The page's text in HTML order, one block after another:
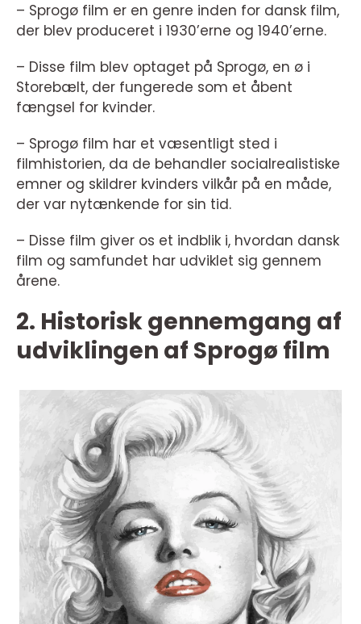
– Sprogø film er en genre inden for dansk film,
der blev produceret i 1930’erne og 1940’erne.
– Disse film blev optaget på Sprogø, en ø i
Storebælt, der fungerede som et åbent
fængsel for kvinder.
– Sprogø film har et væsentligt sted i
filmhistorien, da de behandler socialrealistiske
emner og skildrer kvinders vilkår på en måde,
der var nytænkende for sin tid.
– Disse film giver os et indblik i, hvordan dansk
film og samfundet har udviklet sig gennem
årene.
2. Historisk gennemgang af
udviklingen af Sprogø film